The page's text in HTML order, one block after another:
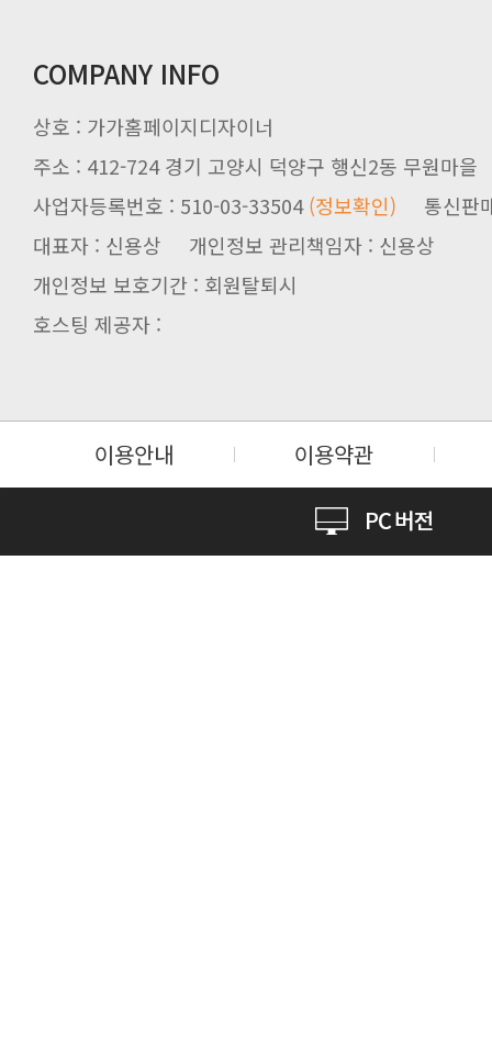
COMPANY INFO
상호 : 가가홈페이지디자이너
주소 : 412-724 경기 고양시 덕양구 행신2동 무원마을
사업자등록번호 : 510-03-33504(정보확인) 통신판
대표자 : 신용상 개인정보 관리책임자 : 신용상
개인정보 보호기간 : 회원탈퇴시
호스팅 제공자 :
이용안내 이용약관